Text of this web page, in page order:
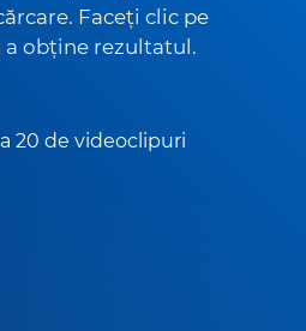
Faceți clic pe
a obține rezultatul.
20 de videoclipuri